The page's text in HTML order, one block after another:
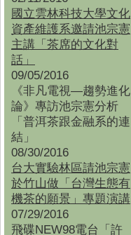
國立雲林科技大學文化
資產維護系邀請池宗憲
主講「茶席的文化對
話」
09/05/2016
《非凡電視—趨勢進化
論》專訪池宗憲分析
「普洱茶跟金融系的連
結」
08/30/2016
台大實驗林區請池宗憲
於竹山做「台灣生態有
機茶的願景」專題演講
07/29/2016
飛碟NEW98電台「許